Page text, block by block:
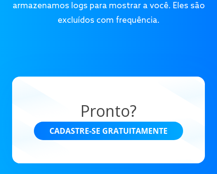
armazenamos logs para mostrar a você. Eles são
excluídos com frequência.
Pronto?
CADASTRE-SE GRATUITAMENTE